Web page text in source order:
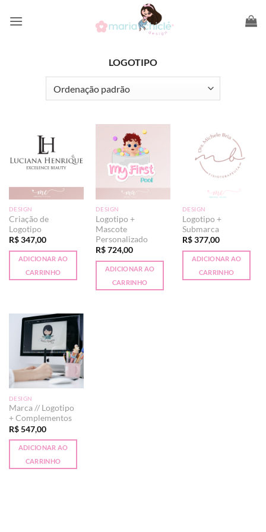
LOGOTIPO
DESIGN
Criação de
Logotipo
R$347,00
ADICIONAR AO
CARRINHO
DESIGN
Logotipo +
Mascote
Personalizado
R$724,00
ADICIONAR AO
CARRINHO
DESIGN
Logotipo +
Submarca
R$377,00
ADICIONAR AO
CARRINHO
DESIGN
Marca // Logotipo
+ Complementos
R$547,00
ADICIONAR AO
CARRINHO